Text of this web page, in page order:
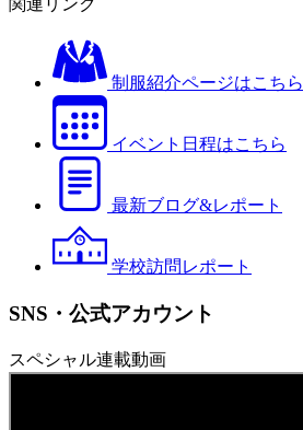
関連リンク
制服紹介ページはこちら
イベント日程はこちら
最新ブログ&レポート
学校訪問レポート
SNS・公式アカウント
スペシャル連載動画